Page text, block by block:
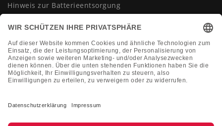
Hinweis zur Batterieentsorgung
AGB
Impressum
Vertrag widerrufen
KONTAKT
Montag-Freitag 10:00-18:00 Uhr